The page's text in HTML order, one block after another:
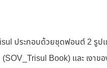
ประกอบด้วยชุดฟอนต์ 2 รูป
Book) และ เงาข